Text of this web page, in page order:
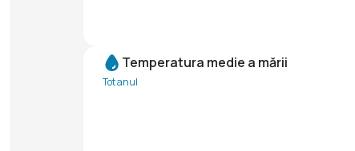
Temperatura medie a mării
Tot anul